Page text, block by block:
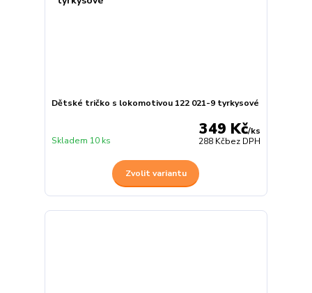
Dětské tričko s lokomotivou 122 021-9 tyrkysové
349 Kč/ks
288 Kčbez DPH
Skladem 10 ks
Zvolit variantu